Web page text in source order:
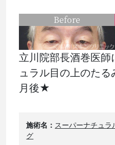
立川院部長酒巻医
ュラル目の上のた
月後★
施術名
スーパーナチュラ
グ
Before